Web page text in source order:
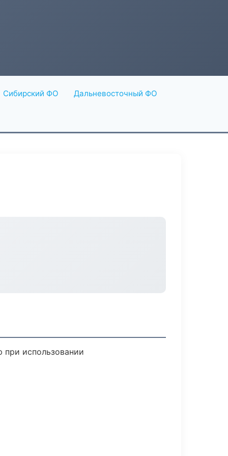
Сибирский ФО Дальневосточный ФО
использовании